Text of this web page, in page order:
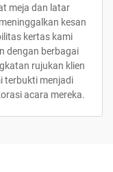
meja dan latar
kesan
kertas kami
dengan berbagai
rujukan klien
terbukti menjadi
acara mereka.